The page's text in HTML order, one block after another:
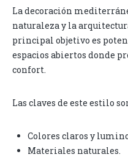
La decoración
naturaleza y la
principal objetivo es
espacios abiertos donde
confort.
Las claves de este estilo
Colores claros y
Materiales naturales.